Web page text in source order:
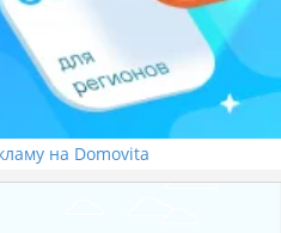
на Domovita